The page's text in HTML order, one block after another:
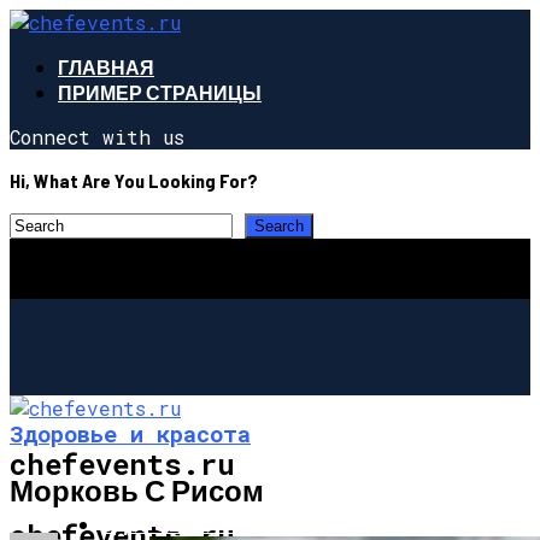
ГЛАВНАЯ
ПРИМЕР СТРАНИЦЫ
Connect with us
Hi, What Are You Looking For?
chefevents.ru
ЗДОРОВЬЕ И КРАСОТА
Здоровье и красота
Морковь С Рисом